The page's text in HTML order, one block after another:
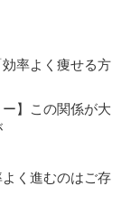
効率よく痩せる方
】この関係が大
よく進むのはご存